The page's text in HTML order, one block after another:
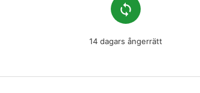
loop
14 dagars ångerrätt